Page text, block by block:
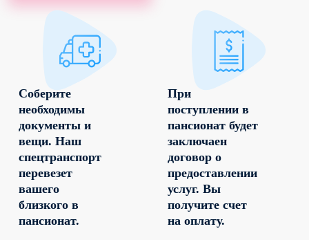
Соберите
необходимы
документы и
вещи. Наш
спецтранспорт
перевезет
вашего
близкого в
пансионат.
При
поступлении в
пансионат будет
заключаен
договор о
предоставлении
услуг. Вы
получите счет
на оплату.